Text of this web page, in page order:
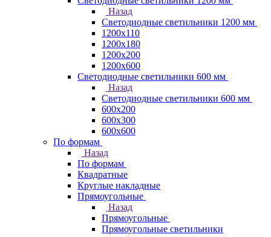
Назад
Светодиодные светильники 1200 мм
1200х110
1200х180
1200х200
1200х600
Светодиодные светильники 600 мм
Назад
Светодиодные светильники 600 мм
600х200
600х300
600х600
По формам
Назад
По формам
Квадратные
Круглые накладные
Прямоугольные
Назад
Прямоугольные
Прямоугольные светильники